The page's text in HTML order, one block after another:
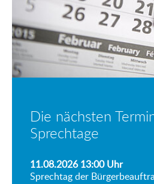
Die nächsten
Sprechtage
11.08.2026 13:00Uhr
Sprechtag der